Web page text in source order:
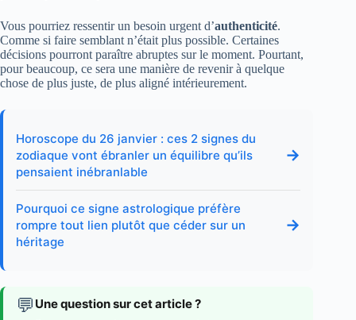
Vous pourriez ressentir un besoin urgent d’authenticité.
Comme si faire semblant n’était plus possible. Certaines
décisions pourront paraître abruptes sur le moment. Pourtant,
pour beaucoup, ce sera une manière de revenir à quelque
chose de plus juste, de plus aligné intérieurement.
Horoscope du 26 janvier : ces 2 signes du
zodiaque vont ébranler un équilibre qu’ils
pensaient inébranlable
→
Pourquoi ce signe astrologique préfère
rompre tout lien plutôt que céder sur un
héritage
→
💬 Une question sur cet article ?